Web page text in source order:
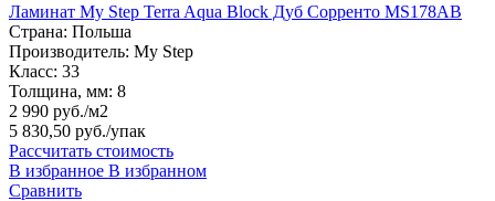
Ламинат My Step Terra Aqua Block Дуб Сорренто MS178AB
Страна: Польша
Производитель: My Step
Класс: 33
Толщина, мм: 8
2 990 руб./м2
5 830,50 руб./упак
Рассчитать стоимость
В избранное В избранном
Сравнить